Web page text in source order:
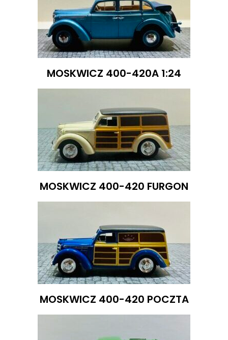
MOSKWICZ 400-420A 1:24
MOSKWICZ 400-420 FURGON
MOSKWICZ 400-420 POCZTA